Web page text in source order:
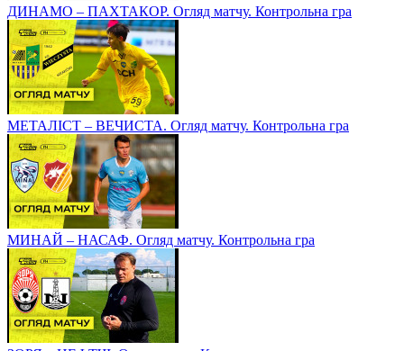
ДИНАМО – ПАХТАКОР. Огляд матчу. Контрольна гра
МЕТАЛІСТ – ВЕЧИСТА. Огляд матчу. Контрольна гра
МИНАЙ – НАСАФ. Огляд матчу. Контрольна гра